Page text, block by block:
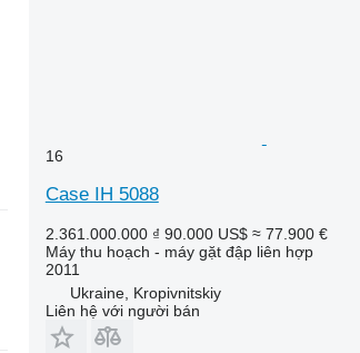
16
Case IH 5088
2.361.000.000 ₫ 90.000 US$ ≈ 77.900 €
Máy thu hoạch - máy gặt đập liên hợp
2011
Ukraine, Kropivnitskiy
Liên hệ với người bán